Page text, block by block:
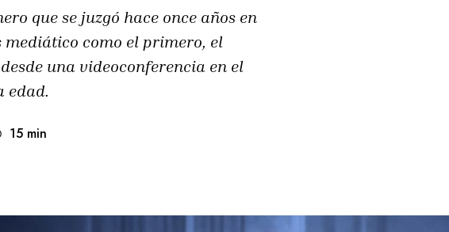
que se juzgó hace once años en
mediático como el primero, el
una videoconferencia en el
edad.
15 min